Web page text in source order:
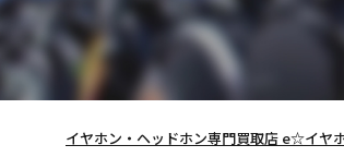
イヤホン・ヘッドホン専門買取店 e☆イヤ